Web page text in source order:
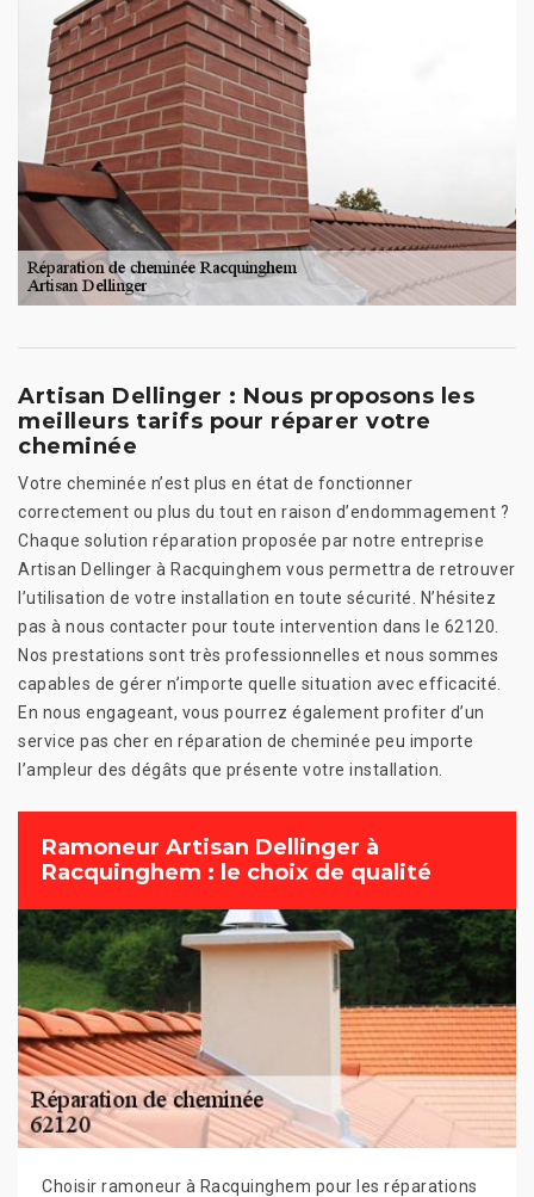
Artisan Dellinger : Nous proposons les
meilleurs tarifs pour réparer votre
cheminée
Votre cheminée n’est plus en état de fonctionner
correctement ou plus du tout en raison d’endommagement ?
Chaque solution réparation proposée par notre entreprise
Artisan Dellinger à Racquinghem vous permettra de retrouver
l’utilisation de votre installation en toute sécurité. N’hésitez
pas à nous contacter pour toute intervention dans le 62120.
Nos prestations sont très professionnelles et nous sommes
capables de gérer n’importe quelle situation avec efficacité.
En nous engageant, vous pourrez également profiter d’un
service pas cher en réparation de cheminée peu importe
l’ampleur des dégâts que présente votre installation.
Ramoneur Artisan Dellinger à
Racquinghem : le choix de qualité
Choisir ramoneur à Racquinghem pour les réparations